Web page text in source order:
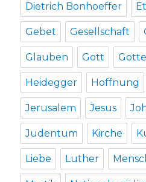
Dietrich Bonhoeffer
Gebet Gesellschaft
Glauben Gott
Heidegger Hoffnung
Jerusalem Jesus
Judentum Kirche
Liebe Luther